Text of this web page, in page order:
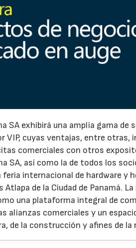
SA exhibirá una amplia gama
VIP, cuyas ventajas, entre
comerciales con otros
SA, así como la de todos los
internacional de hardware y
de la Ciudad de Panamá.
una plataforma integral de
alianzas comerciales y un
de la construcción y afines de la